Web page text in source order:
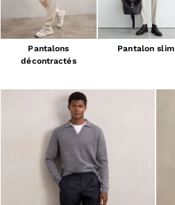
Swimwear
Suits & Tailoring
Blazers
Petite
Vests & Cami Tops
Jackets & Coats
Leather & Suede
Jeans
Sweats & Joggers
All Clothing
Heels
Sandals
Trainers
Flats
Pantalons
décontractés
Pantalon slim